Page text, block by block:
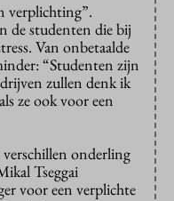
verplichting”.
de studenten die bij
Van onbetaalde
“Studenten zijn
zullen denk ik
ze ook voor een
verschillen onderling
Tseggai
voor een verplichte